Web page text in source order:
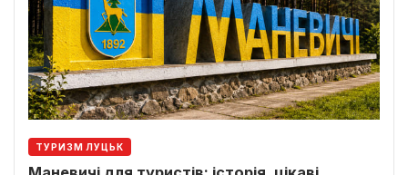
ТУРИЗМ ЛУЦЬК